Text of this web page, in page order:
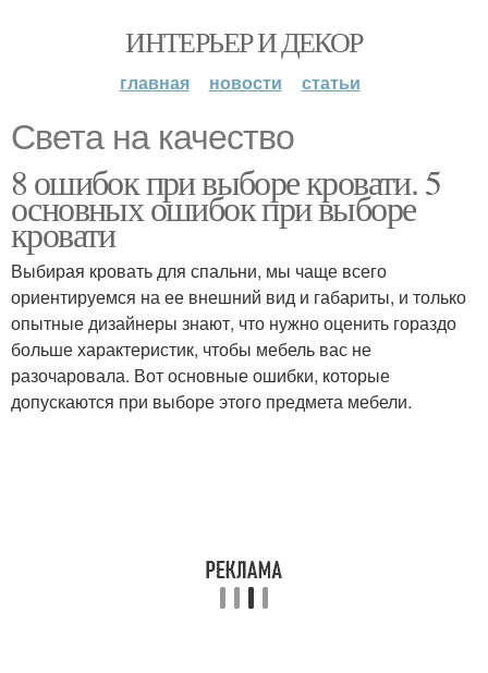
ИНТЕРЬЕР И ДЕКОР
главная новости статьи
Света на качество
8 ошибок при выборе кровати. 5
основных ошибок при выборе
кровати
Выбирая кровать для спальни, мы чаще всего
ориентируемся на ее внешний вид и габариты, и только
опытные дизайнеры знают, что нужно оценить гораздо
больше характеристик, чтобы мебель вас не
разочаровала. Вот основные ошибки, которые
допускаются при выборе этого предмета мебели.